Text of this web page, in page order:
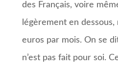
des Français, voire
légèrement en
euros par mois. On se
n’est pas fait pour soi.